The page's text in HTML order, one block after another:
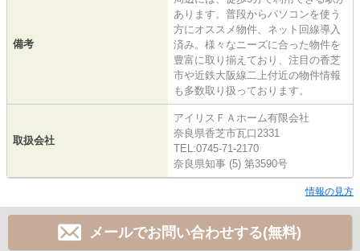
備考
あります。普段からパソコンを使う
方にオススメ物件、ネット回線導入
済み。様々なニーズに合った物件を
豊富に取り揃えており、注目の香芝
市や近鉄大阪線二上付近の物件情報
も多数取り扱っております。
取扱会社
アイリスＦＡホーム有限会社
奈良県香芝市瓦口2331
TEL:0745-71-2170
奈良県知事 (5) 第3590号
情報の見方
メールでお問い合わせする(無料)